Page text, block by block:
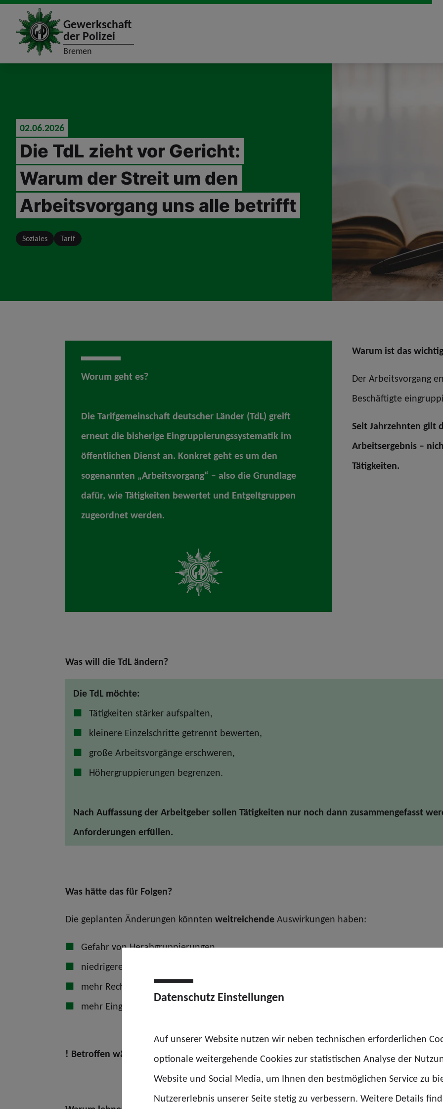
site_logo
Gewerkschaft
der Polizei
Bremen
02.06.2026
Die TdL zieht vor Gericht:
Warum der Streit um den
Arbeitsvorgang uns alle betrifft
Soziales Tarif
Worum geht es?
Die Tarifgemeinschaft deutscher Länder (TdL) greift
erneut die bisherige Eingruppierungssystematik im
öffentlichen Dienst an. Konkret geht es um den
sogenannten „Arbeitsvorgang“ – also die Grundlage
dafür, wie Tätigkeiten bewertet und Entgeltgruppen
zugeordnet werden.
Warum ist das
Der Arbeitsvorgang
Beschäftigte
Seit Jahrzehnten gilt
Arbeitsergebnis –
Tätigkeiten.
Was will die TdL ändern?
Die TdL möchte:
Tätigkeiten stärker aufspalten,
kleinere Einzelschritte getrennt bewerten,
große Arbeitsvorgänge erschweren,
Höhergruppierungen begrenzen.
Nach Auffassung der Arbeitgeber sollen Tätigkeiten nur noch dann zusammengefasst
Anforderungen erfüllen.
Was hätte das für Folgen?
Die geplanten Änderungen könnten weitreichende Auswirkungen haben:
Gefahr von Herabgruppierungen,
niedrigere Eingruppierungen bei (neuen) Stellenbewertungen,
mehr Rechtsunsicherheit,
mehr Eingruppierungsstreitigkeiten vor Gericht.
! Betroffen wären nicht nur die Justiz, sondern große Teile des öffentlichen Dienstes.
Datenschutz Einstellungen
Auf unserer Website nutzen wir neben technischen erforderlichen
optionale weitergehende Cookies zur statistischen Analyse der
Website und Social Media, um Ihnen den bestmöglichen Service zu
Nutzererlebnis unserer Seite stetig zu verbessern. Weitere Details